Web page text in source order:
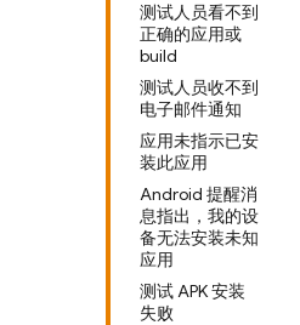
测试人员看不到
正确的应用或
build
测试人员收不到
电子邮件通知
应用未指示已安
装此应用
Android 提醒消
息指出，我的设
备无法安装未知
应用
测试 APK 安装
失败